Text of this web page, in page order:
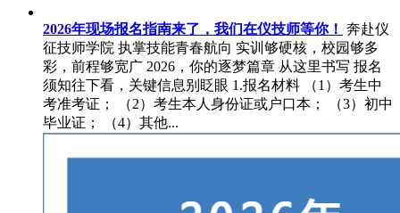
2026年现场报名指南来了，我们在仪技师等你！ 奔赴仪
征技师学院 执掌技能青春航向 实训够硬核，校园够多
彩，前程够宽广 2026，你的逐梦篇章 从这里书写 报名
须知往下看，关键信息别眨眼 1.报名材料 （1）考生中
考准考证； （2）考生本人身份证或户口本； （3）初中
毕业证； （4）其他...